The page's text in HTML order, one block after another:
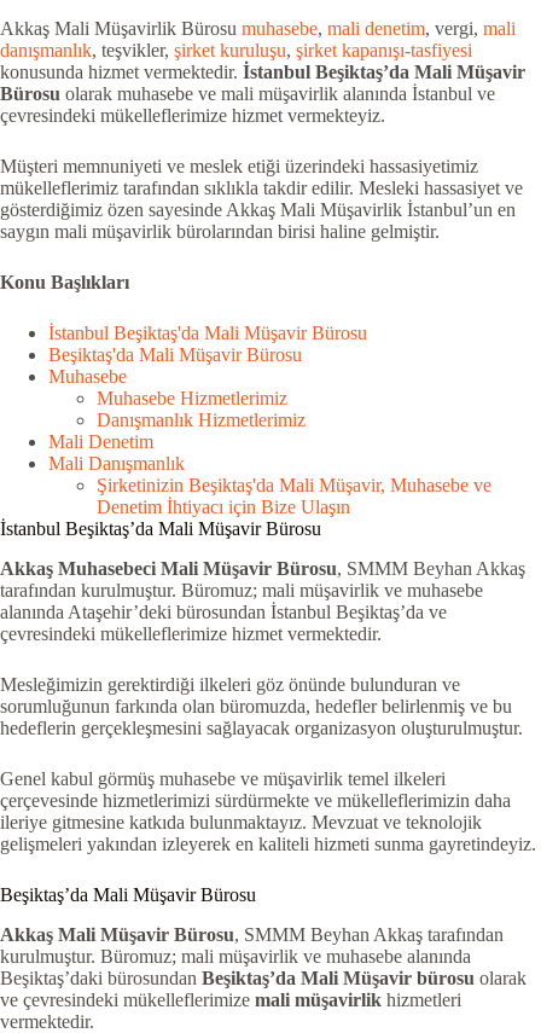
Akkaş Mali Müşavirlik Bürosu muhasebe, mali denetim, vergi, mali
danışmanlık, teşvikler, şirket kuruluşu, şirket kapanışı-tasfiyesi
konusunda hizmet vermektedir. İstanbul Beşiktaş’da Mali Müşavir
Bürosu olarak muhasebe ve mali müşavirlik alanında İstanbul ve
çevresindeki mükelleflerimize hizmet vermekteyiz.
Müşteri memnuniyeti ve meslek etiği üzerindeki hassasiyetimiz
mükelleflerimiz tarafından sıklıkla takdir edilir. Mesleki hassasiyet ve
gösterdiğimiz özen sayesinde Akkaş Mali Müşavirlik İstanbul’un en
saygın mali müşavirlik bürolarından birisi haline gelmiştir.
Konu Başlıkları
İstanbul Beşiktaş'da Mali Müşavir Bürosu
Beşiktaş'da Mali Müşavir Bürosu
Muhasebe
Muhasebe Hizmetlerimiz
Danışmanlık Hizmetlerimiz
Mali Denetim
Mali Danışmanlık
Şirketinizin Beşiktaş'da Mali Müşavir, Muhasebe ve
Denetim İhtiyacı için Bize Ulaşın
İstanbul Beşiktaş’da Mali Müşavir Bürosu
Akkaş Muhasebeci Mali Müşavir Bürosu, SMMM Beyhan Akkaş
tarafından kurulmuştur. Büromuz; mali müşavirlik ve muhasebe
alanında Ataşehir’deki bürosundan İstanbul Beşiktaş’da ve
çevresindeki mükelleflerimize hizmet vermektedir.
Mesleğimizin gerektirdiği ilkeleri göz önünde bulunduran ve
sorumluğunun farkında olan büromuzda, hedefler belirlenmiş ve bu
hedeflerin gerçekleşmesini sağlayacak organizasyon oluşturulmuştur.
Genel kabul görmüş muhasebe ve müşavirlik temel ilkeleri
çerçevesinde hizmetlerimizi sürdürmekte ve mükelleflerimizin daha
ileriye gitmesine katkıda bulunmaktayız. Mevzuat ve teknolojik
gelişmeleri yakından izleyerek en kaliteli hizmeti sunma gayretindeyiz.
Beşiktaş’da Mali Müşavir Bürosu
Akkaş Mali Müşavir Bürosu, SMMM Beyhan Akkaş tarafından
kurulmuştur. Büromuz; mali müşavirlik ve muhasebe alanında
Beşiktaş’daki bürosundan Beşiktaş’da Mali Müşavir bürosu olarak
ve çevresindeki mükelleflerimize mali müşavirlik hizmetleri
vermektedir.